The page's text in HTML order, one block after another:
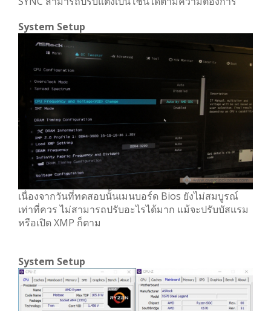
System Setup
เนื่องจากวันที่ทดสอบนั้นเมนบอร์ด Bios ยังไม่สมบูรณ์
เท่าที่ควร ไม่สามารถปรับอะไรได้มาก แม้จะปรับบัสแรม
หรือเปิด XMP ก็ตาม
System Setup